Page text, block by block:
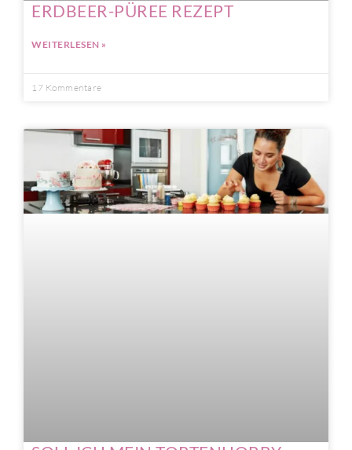
ERDBEER-PÜREE REZEPT
WEITERLESEN »
17 Kommentare